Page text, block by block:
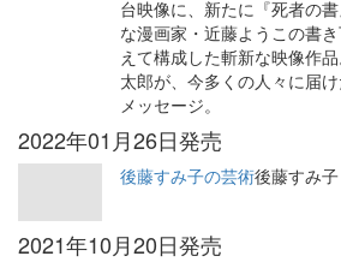
台映像に、新たに『死者の
な漫画家・近藤ようこの書
えて構成した斬新な映像作
太郎が、今多くの人々に届
メッセージ。
2022年01月26日発売
後藤すみ子の芸術後藤すみ
2021年10月20日発売